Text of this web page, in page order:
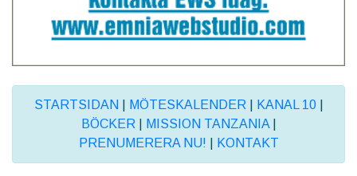
STARTSIDAN MÖTESKALENDER KANAL 10|
BÖCKER
MISSION TANZANIA|
PRENUMERERA NU!
KONTAKT